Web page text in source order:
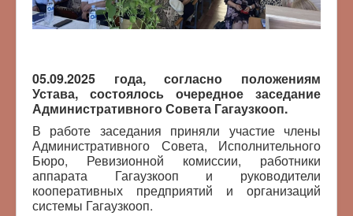
05.09.2025 года, согласно положениям
Устава, состоялось очередное заседание
Административного Совета Гагаузкооп.
В работе заседания приняли участие члены
Административного Совета, Исполнительного
Бюро, Ревизионной комиссии, работники
аппарата Гагаузкооп и руководители
кооперативных предприятий и организаций
системы Гагаузкооп.